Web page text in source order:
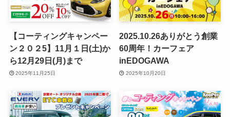
【コーティングキャンペー
ン２０２5】11月１日(土)か
ら12月29日(月)まで
2025年11月25日
2025.10.26ありがとう創業
60周年！カーフェア
inEDOGAWA
2025年10月20日